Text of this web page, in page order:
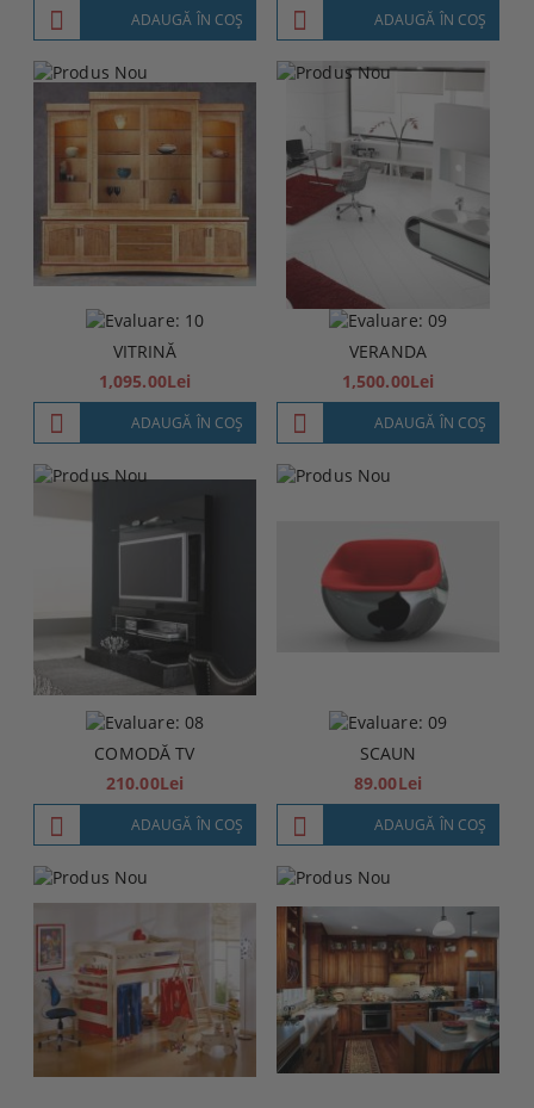
ADAUGĂ ÎN COŞ ADAUGĂ ÎN COŞ
VITRINĂ
1,095.00Lei
ADAUGĂ ÎN COŞ
VERANDA
1,500.00Lei
ADAUGĂ ÎN COŞ
COMODĂ TV
210.00Lei
ADAUGĂ ÎN COŞ
SCAUN
89.00Lei
ADAUGĂ ÎN COŞ